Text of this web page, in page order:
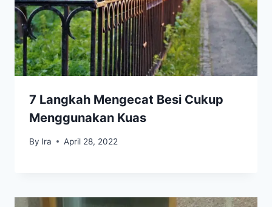
7 Langkah Mengecat Besi Cukup
Menggunakan Kuas
By Ira April 28, 2022